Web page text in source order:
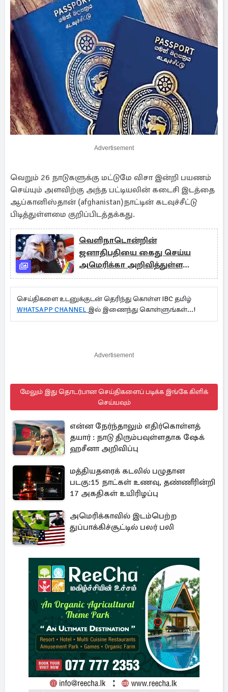
Advertisement
வெறும் 26 நாடுகளுக்கு மட்டுமே விசா இன்றி பயணம்
செய்யும் அளவிற்கு அந்த பட்டியலின் கடைசி இடத்தை
ஆப்கானிஸ்தான் (afghanistan)நாட்டின் கடவுச்சீட்டு
பிடித்துள்ளமை குறிப்பிடத்தக்கது.
வெளிநாடொன்றின்
ஜனாதிபதியை கைது செய்ய
அமெரிக்கா அறிவித்துள்ள
சன்மானம்
செய்திகளை உடனுக்குடன் தெரிந்து கொள்ள IBC தமிழ்
WHATSAPP CHANNEL இல் இணைந்து கொள்ளுங்கள்...!
Advertisement
மேலும் இது தொடர்பான செய்திகளைப் படிக்க இங்கே கிளிக்
செய்யவும்
என்ன நேர்ந்தாலும் எதிர்கொள்ளத்
தயார் : நாடு திரும்பவுள்ளதாக ஷேக்
ஹசீனா அறிவிப்பு
மத்தியதரைக் கடலில் பழுதான
படகு:15 நாட்கள் உணவு, தண்ணீரின்றி
17 அகதிகள் உயிரிழப்பு
அமெரிக்காவில் இடம்பெற்ற
துப்பாக்கிச்சூட்டில் பலர் பலி